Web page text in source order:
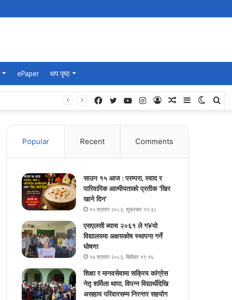
ePaper थप पृष्ठ
Switch
Sidebar
Random
Log
Instagram
YouTube
Twitter
Facebook
Popular Recent Comments
साउन १५ आज : परम्परा, स्वाद र
पारिवारिक आत्मीयताको प्रतीक ‘खिर
खाने दिन’
१५ श्रावण २०८३, शुक्रबार ११:३८
एसएलसी ब्याच २०६१ ले ग¥यो
विद्यालयमा अक्षयकोष स्थापना गर्ने
घोषणा
१४ श्रावण २०८३, बिहीबार १९:१६
शिक्षा र मानवसेवामा सक्रिय कांग्रेस
नेतृ शर्मिला थापा, विपन्न विद्यार्थीदेखि
असहाय परिवारसम्म निरन्तर सहयोग